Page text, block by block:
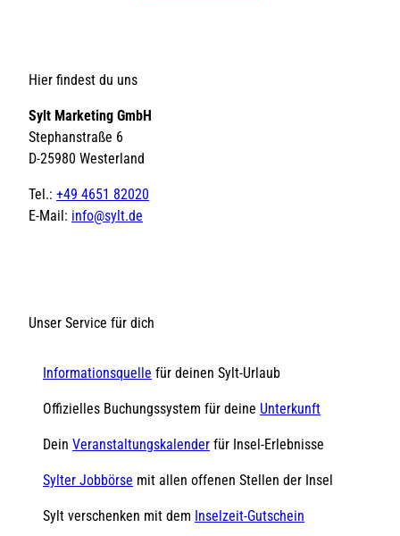
Hier findest du uns
Sylt Marketing GmbH
Stephanstraße 6
D-25980 Westerland
Tel.: +49 4651 82020
E-Mail: info@sylt.de
Unser Service für dich
Informationsquelle für deinen Sylt-Urlaub
Offizielles Buchungssystem für deine Unterkunft
Dein Veranstaltungskalender für Insel-Erlebnisse
Sylter Jobbörse mit allen offenen Stellen der Insel
Sylt verschenken mit dem Inselzeit-Gutschein